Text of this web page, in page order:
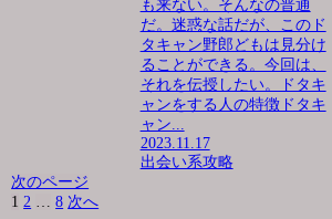
も来ない。そんなの普通
だ。迷惑な話だが、このド
タキャン野郎どもは見分け
ることができる。今回は、
それを伝授したい。ドタキ
ャンをする人の特徴ドタキ
ャン...
2023.11.17
出会い系攻略
次のページ
1 2 … 8 次へ